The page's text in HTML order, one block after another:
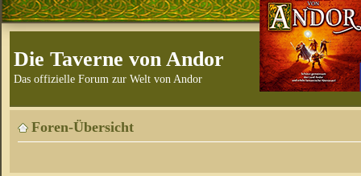
Die Taverne von Andor
Das offizielle Forum zur Welt von Andor
Foren-Übersicht